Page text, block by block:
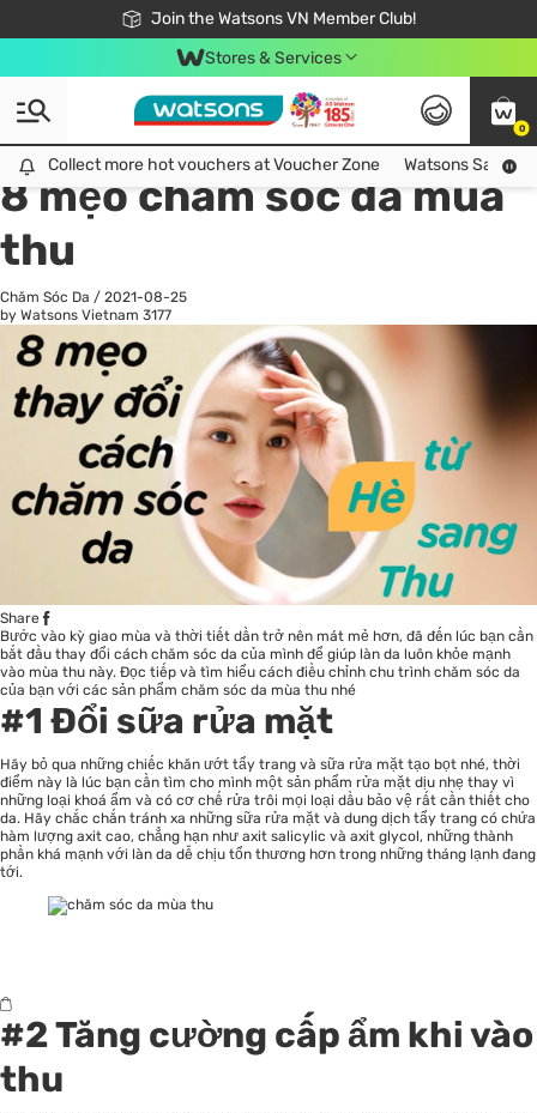
Join the Watsons VN Member Club!
Free Shipping For Order From 249,000Đ
24h Fast delivery in Hồ Chí Minh City
Stores & Services
0
Collect more hot vouchers at Voucher Zone
Collect more hot vouchers at Voucher Zone Watsons Safety
All
Chăm Sóc Cá Nhân
8 mẹo chăm sóc da mùa
thu
Chăm Sóc Da / 2021-08-25
by Watsons Vietnam 3177
Share
Bước vào kỳ giao mùa và thời tiết dần trở nên mát mẻ hơn, đã đến lúc bạn cần
bắt đầu thay đổi cách chăm sóc da của mình để giúp làn da luôn khỏe mạnh
vào mùa thu này. Đọc tiếp và tìm hiểu cách điều chỉnh chu trình chăm sóc da
của bạn với các sản phẩm chăm sóc da mùa thu nhé
#1 Đổi sữa rửa mặt
Hãy bỏ qua những chiếc khăn ướt tẩy trang và sữa rửa mặt tạo bọt nhé, thời
điểm này là lúc bạn cần tìm cho mình một sản phẩm rửa mặt dịu nhẹ thay vì
những loại khoá ẩm và có cơ chế rửa trôi mọi loại dầu bảo vệ rất cần thiết cho
da. Hãy chắc chắn tránh xa những sữa rửa mặt và dung dịch tẩy trang có chứa
hàm lượng axit cao, chẳng hạn như axit salicylic và axit glycol, những thành
phần khá mạnh với làn da dễ chịu tổn thương hơn trong những tháng lạnh đang
tới.
#2 Tăng cường cấp ẩm khi vào
thu